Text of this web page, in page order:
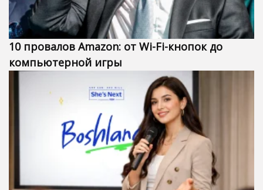
10 провалов Amazon: от Wi-Fi-кнопок до
компьютерной игры